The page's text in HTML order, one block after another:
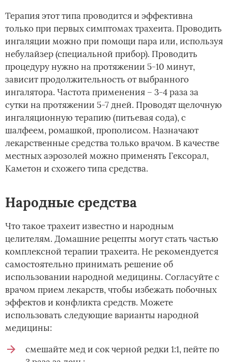
Терапия этот типа проводится и эффективна
только при первых симптомах трахеита. Проводить
ингаляции можно при помощи пара или, используя
небулайзер (специальной прибор). Проводить
процедуру нужно на протяжении 5-10 минут,
зависит продолжительность от выбранного
ингалятора. Частота применения – 3-4 раза за
сутки на протяжении 5-7 дней. Проводят щелочную
ингаляционную терапию (питьевая сода), с
шалфеем, ромашкой, прополисом. Назначают
лекарственные средства только врачом. В качестве
местных аэрозолей можно применять Гексорал,
Каметон и схожего типа средства.
Народные средства
Что такое трахеит известно и народным
целителям. Домашние рецепты могут стать частью
комплексной терапии трахеита. Не рекомендуется
самостоятельно принимать решение об
использовании народной медицины. Согласуйте с
врачом прием лекарств, чтобы избежать побочных
эффектов и конфликта средств. Можете
использовать следующие варианты народной
медицины:
смешайте мед и сок черной редки 1:1, пейте по